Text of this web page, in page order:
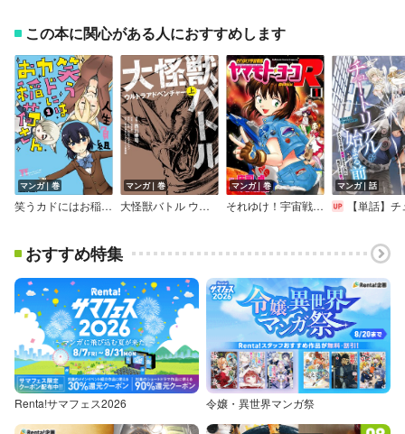
この本に関心がある人におすすめします
マンガ｜巻
笑うカドにはお稲荷さん
マンガ｜巻
大怪獣バトル ウルトラアドベンチャー
マンガ｜巻
それゆけ！宇宙戦艦ヤマモト・ヨーコRemix
マンガ｜話
【単話】チュートリアルが始まる前に ボスキャラ達を破滅させない為に俺が
おすすめ特集
Renta!サマフェス2026 令嬢・異世界マンガ祭